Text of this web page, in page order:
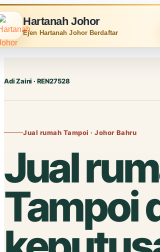
Hartanah Johor
Ejen Hartanah Johor Berdaftar
Adi Zaini · REN27528
Jual rumah Tampoi · Johor Bahru
Jual
Tampoi